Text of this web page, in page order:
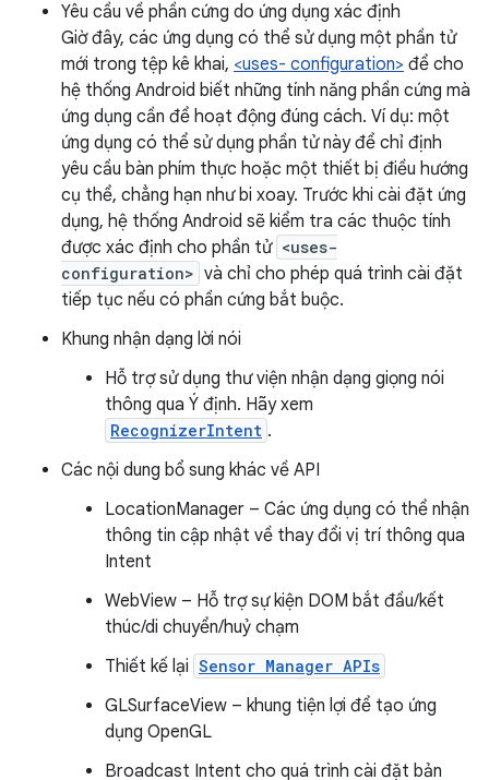
Yêu cầu về phần cứng do ứng dụng xác định
Giờ đây, các ứng dụng có thể sử dụng một phần tử
mới trong tệp kê khai, <uses- configuration> để cho
hệ thống Android biết những tính năng phần cứng mà
ứng dụng cần để hoạt động đúng cách. Ví dụ: một
ứng dụng có thể sử dụng phần tử này để chỉ định
yêu cầu bàn phím thực hoặc một thiết bị điều hướng
cụ thể, chẳng hạn như bi xoay. Trước khi cài đặt ứng
dụng, hệ thống Android sẽ kiểm tra các thuộc tính
được xác định cho phần tử <uses-
configuration> và chỉ cho phép quá trình cài đặt
tiếp tục nếu có phần cứng bắt buộc.
Khung nhận dạng lời nói
Hỗ trợ sử dụng thư viện nhận dạng giọng nói
thông qua Ý định. Hãy xem
RecognizerIntent .
Các nội dung bổ sung khác về API
LocationManager – Các ứng dụng có thể nhận
thông tin cập nhật về thay đổi vị trí thông qua
Intent
WebView – Hỗ trợ sự kiện DOM bắt đầu/kết
thúc/di chuyển/huỷ chạm
Thiết kế lại Sensor Manager APIs
GLSurfaceView – khung tiện lợi để tạo ứng
dụng OpenGL
Broadcast Intent cho quá trình cài đặt bản